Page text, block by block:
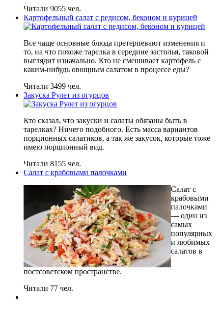
Читали 9055 чел.
Картофельный салат с редисом, беконом и курицей
Все чаще основные блюда претерпевают изменения и
то, на что похоже тарелка в середине застолья, таковой
выглядит изначально. Кто не смешивает картофель с
каким-нибудь овощным салатом в процессе еды?
Читали 3499 чел.
Закуска Рулет из огурцов
Кто сказал, что закуски и салаты обязаны быть в
тарелках? Ничего подобного. Есть масса вариантов
порционных салатиков, а так же закусок, которые тоже
имею порционный вид.
Читали 8155 чел.
Салат с крабовыми палочками
Салат с
крабовыми
палочками
— один из
самых
популярных
и любимых
салатов в
постсоветском пространстве.
Читали 77 чел.